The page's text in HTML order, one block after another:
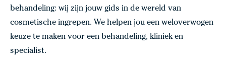
behandeling: wij zijn jouw gids in de wereld van
cosmetische ingrepen. We helpen jou een weloverwogen
keuze te maken voor een behandeling, kliniek en
specialist.